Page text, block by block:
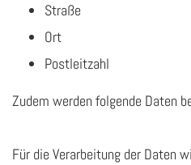
Straße
Ort
Postleitzahl
Zudem werden folgende Daten
Für die Verarbeitung der Daten